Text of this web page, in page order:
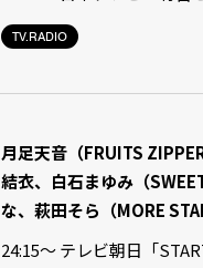
TV.RADIO
月足天音（FRUITS
結衣、白石まゆみ（
な、萩田そら（MORE
24:15〜 テレビ朝日「